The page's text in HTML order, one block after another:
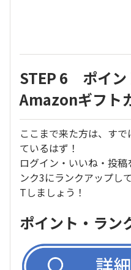
STEP 6 ポイン
Amazonギフト
ここまで来た方は、す
ているはず！
ログイン・いいね・投
ンク3にランクアップし
Tしましょう！
ポイント・ラン